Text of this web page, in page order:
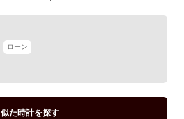
ローン
似た時計を探す